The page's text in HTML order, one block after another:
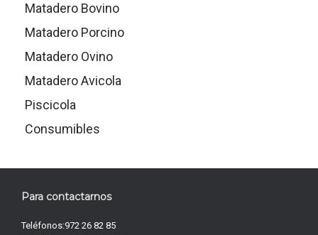
Matadero Bovino
Matadero Porcino
Matadero Ovino
Matadero Avicola
Piscicola
Consumibles
Para contactarnos
Teléfonos:972 26 82 85